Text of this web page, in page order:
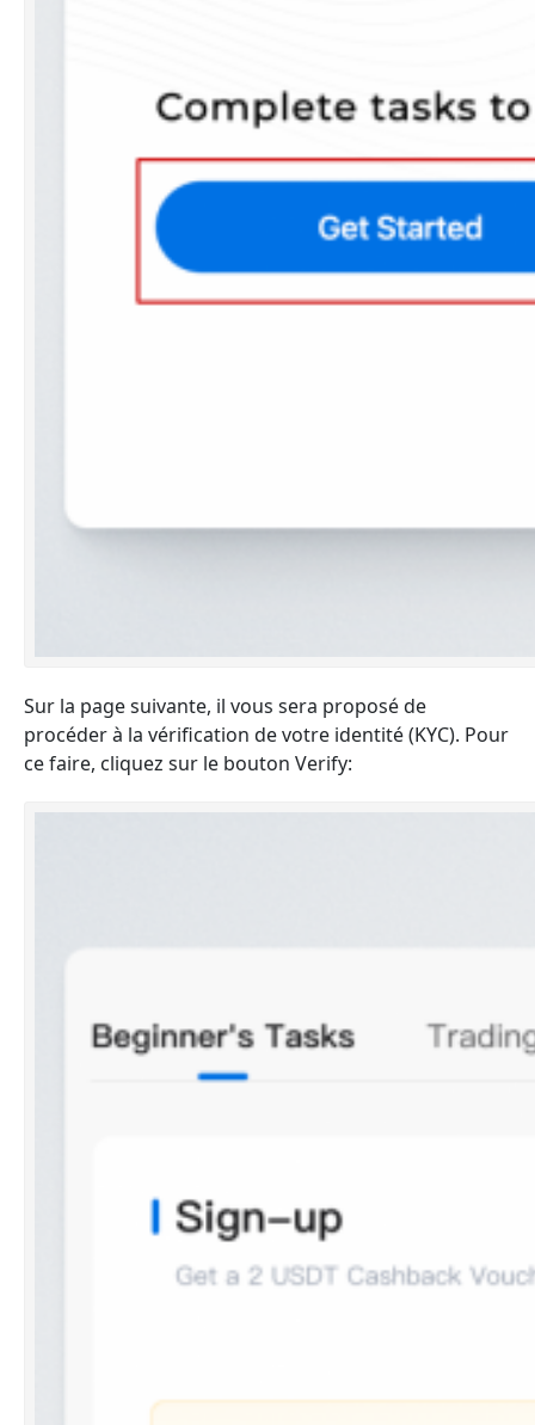
Sur la page suivante, il vous sera proposé de
procéder à la vérification de votre identité (KYC). Pour
ce faire, cliquez sur le bouton Verify: